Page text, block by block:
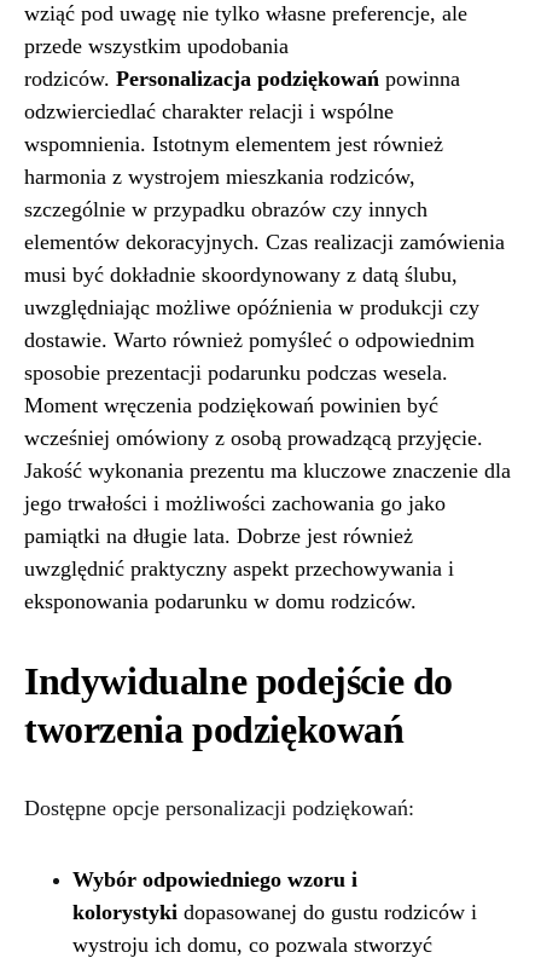
wziąć pod uwagę nie tylko własne preferencje, ale
przede wszystkim upodobania
rodziców. Personalizacja podziękowań powinna
odzwierciedlać charakter relacji i wspólne
wspomnienia. Istotnym elementem jest również
harmonia z wystrojem mieszkania rodziców,
szczególnie w przypadku obrazów czy innych
elementów dekoracyjnych. Czas realizacji zamówienia
musi być dokładnie skoordynowany z datą ślubu,
uwzględniając możliwe opóźnienia w produkcji czy
dostawie. Warto również pomyśleć o odpowiednim
sposobie prezentacji podarunku podczas wesela.
Moment wręczenia podziękowań powinien być
wcześniej omówiony z osobą prowadzącą przyjęcie.
Jakość wykonania prezentu ma kluczowe znaczenie dla
jego trwałości i możliwości zachowania go jako
pamiątki na długie lata. Dobrze jest również
uwzględnić praktyczny aspekt przechowywania i
eksponowania podarunku w domu rodziców.
Indywidualne podejście do
tworzenia podziękowań
Dostępne opcje personalizacji podziękowań:
Wybór odpowiedniego wzoru i
kolorystyki dopasowanej do gustu rodziców i
wystroju ich domu, co pozwala stworzyć